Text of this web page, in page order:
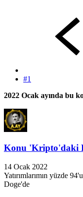
#1
2022 Ocak ayında bu
Konu 'Kripto'daki
14 Ocak 2022
Yatırımlarımın yüzde
Doge'de